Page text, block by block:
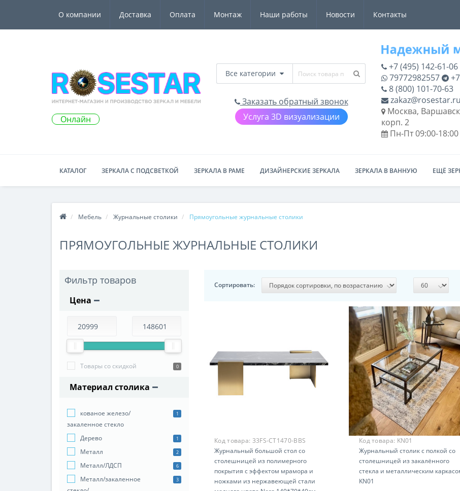
О компании Доставка Оплата Монтаж Наши работы Новости Контакты
Онлайн
Все категории
Заказать обратный звонок
Услуга 3D визуализации
+7 (495) 142-61-06
79772982557
8 (800) 101-70-63
zakaz@rosestar.ru
Москва,
корп. 2
Пн-Пт 09:00-18:00
КАТАЛОГ ЗЕРКАЛА С ПОДСВЕТКОЙ ЗЕРКАЛА В РАМЕ ДИЗАЙНЕРСКИЕ ЗЕРКАЛА ЗЕРКАЛА В ВАННУЮ ЕЩЁ
Мебель Журнальные столики Прямоугольные журнальные столики
ПРЯМОУГОЛЬНЫЕ ЖУРНАЛЬНЫЕ СТОЛИКИ
Фильтр товаров
Цена
Товары со скидкой 0
Материал столика
кованое железо/
закаленное стекло
1
Дерево 1
Металл 2
Металл/ЛДСП 6
Металл/закаленное
3
Сортировать:
Код товара: 33FS-CT1470-BBS
Журнальный большой стол со
столешницей из полимерного
покрытия с эффектом мрамора и
ножками из нержавеющей стали
Код товара: KN01
Журнальный столик с полкой со
столешницей из закалённого
стекла и металлическим
KN01